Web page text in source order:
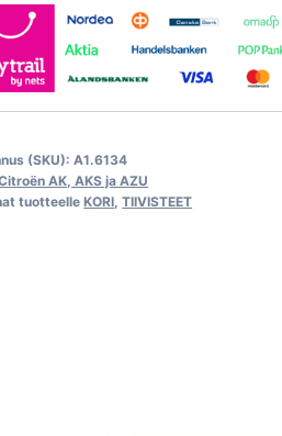
(SKU):A1.6134
AK, AKS ja AZU
tuotteelleKORI ,TIIVISTEET